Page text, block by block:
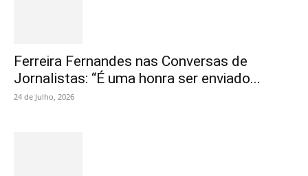
Ferreira Fernandes nas Conversas de
Jornalistas: “É uma honra ser enviado...
24 de Julho, 2026